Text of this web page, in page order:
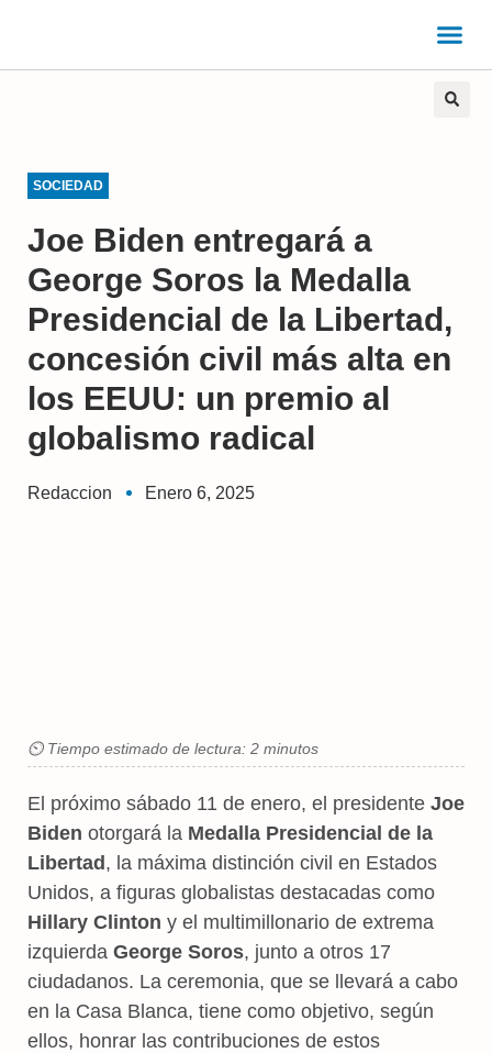
SOCIEDAD
Joe Biden entregará a
George Soros la Medalla
Presidencial de la Libertad,
concesión civil más alta en
los EEUU: un premio al
globalismo radical
Redaccion Enero 6, 2025
⏲ Tiempo estimado de lectura: 2 minutos
El próximo sábado 11 de enero, el presidente Joe
Biden otorgará la Medalla Presidencial de la
Libertad, la máxima distinción civil en Estados
Unidos, a figuras globalistas destacadas como
Hillary Clinton y el multimillonario de extrema
izquierda George Soros, junto a otros 17
ciudadanos. La ceremonia, que se llevará a cabo
en la Casa Blanca, tiene como objetivo, según
ellos, honrar las contribuciones de estos